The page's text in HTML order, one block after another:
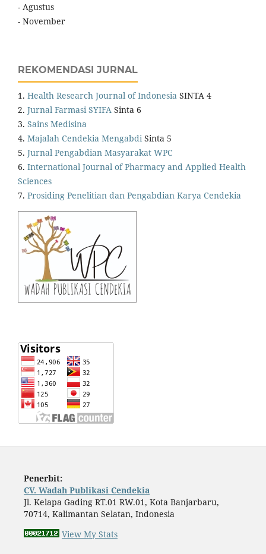
- Agustus
- November
REKOMENDASI JURNAL
1. Health Research Journal of Indonesia SINTA 4
2. Jurnal Farmasi SYIFA Sinta 6
3. Sains Medisina
4. Majalah Cendekia MengabdiSinta 5
5. Jurnal Pengabdian Masyarakat WPC
6. International Journal of Pharmacy and Applied Health
Sciences
7. Prosiding Penelitian dan Pengabdian Karya Cendekia
Penerbit:
CV. Wadah Publikasi Cendekia
Jl. Kelapa Gading RT.01 RW.01, Kota Banjarbaru,
70714, Kalimantan Selatan, Indonesia
View My Stats